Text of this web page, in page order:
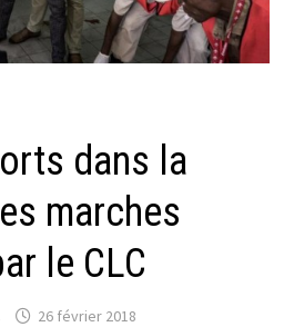
dans la
marches
le CLC
26 février 2018